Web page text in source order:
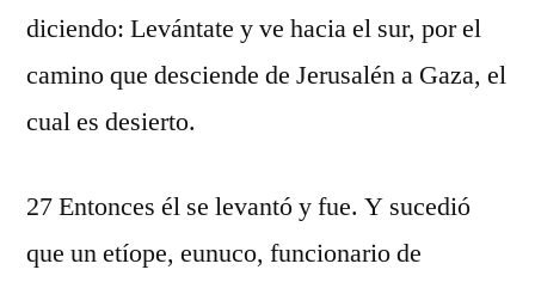
diciendo: Levántate y ve hacia el sur, por el
camino que desciende de Jerusalén a Gaza, el
cual es desierto.
27 Entonces él se levantó y fue. Y sucedió
que un etíope, eunuco, funcionario de